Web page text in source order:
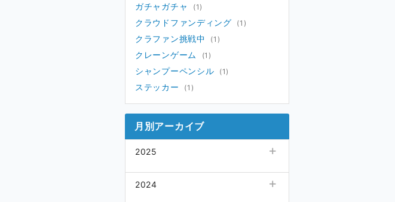
ガチャガチャ (1)
クラウドファンディング (1)
クラファン挑戦中 (1)
クレーンゲーム (1)
シャンプーペンシル (1)
ステッカー (1)
月別アーカイブ
2025
08月
2024